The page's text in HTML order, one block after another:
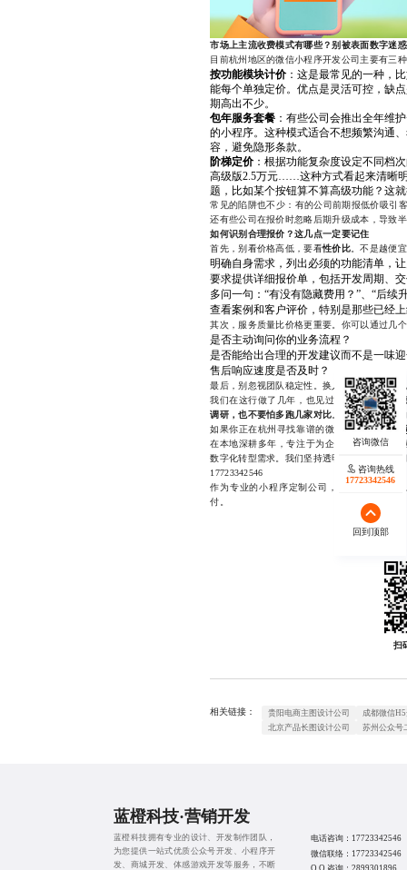
市场上主流收费模式有哪些？别被表面数字迷惑
目前杭州地区的微信小程序开发公司主要有三
按功能模块计价：这是最常见的一种，
能每个单独定价。优点是灵活可控，缺
期高出不少。
包年服务套餐 ：有些公司会推出全年维
的小程序。这种模式适合不想频繁沟通
容，避免隐形条款。
阶梯定价：根据功能复杂度设定不同档
高级版2.5万元……这种方式看起来清晰
题，比如某个按钮算不算高级功能？这
常见的陷阱也不少：有的公司前期报低价吸引
还有些公司在报价时忽略后期升级成本，导致
如何识别合理报价？这几点一定要记住
首先，别看价格高低，要看性价比。不是越便
明确自身需求，列出必须的功能清单，
要求提供详细报价单，包括开发周期、
多问一句：“有没有隐藏费用？”、“后续
查看案例和客户评价，特别是那些已经
其次，服务质量比价格更重要。你可以通过几
是否主动询问你的业务流程？
是否能给出合理的开发建议而不是一味
售后响应速度是否及时？
最后，别忽视团队稳定性。换人频繁、沟通混
我们在这行做了几年，也见过太多客户因为贪
调研，也不要怕多跑几家对比 。真正值得信赖
如果你正在杭州寻找靠谱的微信小程序开发公
在本地深耕多年，专注于为企业提供从策划
数字化转型需求。我们坚持透明报价、合理工
17723342546
作为专业的小程序定制公司，我们能够迅速
付。
扫
相关链接： 贵阳电商主图设计公司
成都微信
北京产品长图设计公司
苏州公众号
咨询热线
17723342546
回到顶部
蓝橙科技·营销开发
蓝橙科技拥有专业的设计、开发制作团队，
为您提供一站式优质公众号开发 、 小程序开
发、 商城开发、 体感游戏开发等服务，不断
电话咨询： 17723342546
微信联络： 17723342546